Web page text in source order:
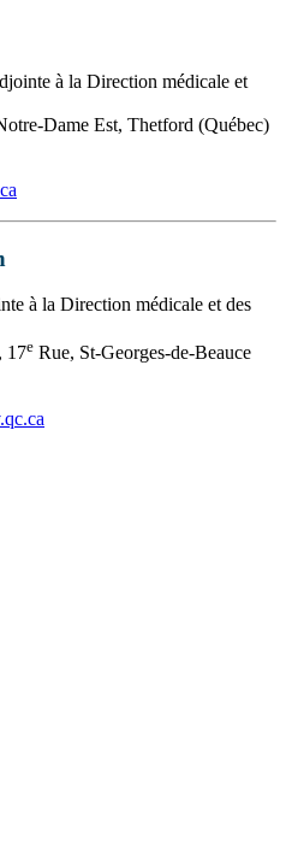
à la Direction médicale et
Dame Est, Thetford (Québec)
ca
à la Direction médicale et des
17e Rue, St-Georges-de-Beauce
.ca